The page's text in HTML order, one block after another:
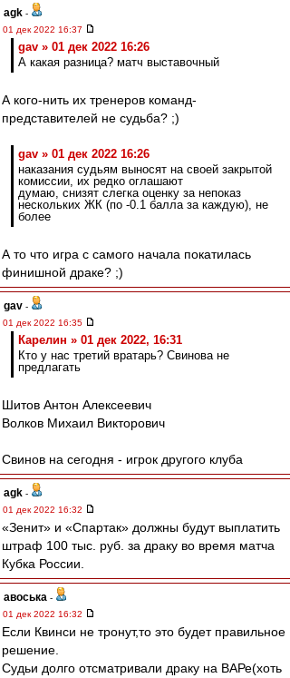
agk -
01 дек 2022 16:37
gav » 01 дек 2022 16:26
А какая разница? матч выставочный
А кого-нить их тренеров команд-
представителей не судьба? ;)
gav » 01 дек 2022 16:26
наказания судьям выносят на своей закрытой
комиссии, их редко оглашают
думаю, снизят слегка оценку за непоказ
нескольких ЖК (по -0.1 балла за каждую), не
более
А то что игра с самого начала покатилась
финишной драке? ;)
gav -
01 дек 2022 16:35
Карелин » 01 дек 2022, 16:31
Кто у нас третий вратарь? Свинова не
предлагать
Шитов Антон Алексеевич
Волков Михаил Викторович
Свинов на сегодня - игрок другого клуба
agk -
01 дек 2022 16:32
«Зенит» и «Спартак» должны будут выплатить
штраф 100 тыс. руб. за драку во время матча
Кубка России.
авоська -
01 дек 2022 16:32
Если Квинси не тронут,то это будет правильное
решение.
Судьи долго отсматривали драку на ВАРе(хоть